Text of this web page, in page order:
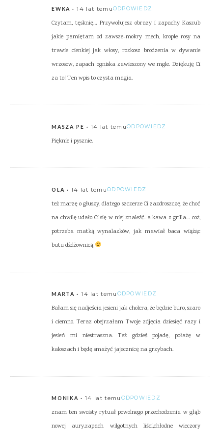
EWKA 14 lat temuODPOWIEDZ
Czytam, tęsknię… Przywołujesz obrazy i zapachy Kaszub
jakie pamiętam od zawsze-mokry mech, krople rosy na
trawie cienkiej jak włosy, rozkosz brodzenia w dywanie
wrzosow, zapach ogniska zawieszony we mgle. Dziękuję Ci
za to! Ten wpis to czysta magia.
MASZA PE 14 lat temuODPOWIEDZ
Pięknie i pysznie.
OLA 14 lat temuODPOWIEDZ
też marzę o głuszy, dlatego szczerze Ci zazdroszczę, że choć
na chwilę udało Ci się w niej znaleźć. a kawa z grilla… coż,
potrzeba matką wynalazków, jak mawiał baca wiążąc
buta dżdżownicą
MARTA 14 lat temu ODPOWIEDZ
Bałam się nadjeścia jesieni jak cholera, że będzie buro, szaro
i ciemno. Teraz obejrzałam Twoje zdjęcia dziesięć razy i
jesień mi niestraszna. Też gdzieś pojadę, połażę w
kaloszach i będę smażyć jajecznicę na grzybach.
MONIKA 14 lat temu ODPOWIEDZ
znam ten swoisty rytuał powolnego przechodzenia w głąb
nowej aury.zapach wilgotnych liści,chłodne wieczory